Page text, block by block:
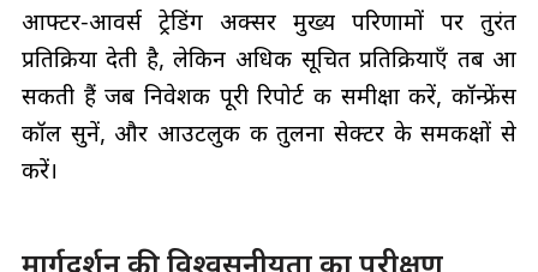
आफ्टर‑आवर्स ट्रेडिंग अक्सर मुख्य परिणामों पर तुरंत
प्रतिक्रिया देती है, लेकिन अधिक सूचित प्रतिक्रियाएँ तब आ
सकती हैं जब निवेशक पूरी रिपोर्ट की समीक्षा करें, कॉन्फ्रेंस
कॉल सुनें, और आउटलुक की तुलना सेक्टर के समकक्षों से
करें।
मार्गदर्शन की विश्वसनीयता का परीक्षण